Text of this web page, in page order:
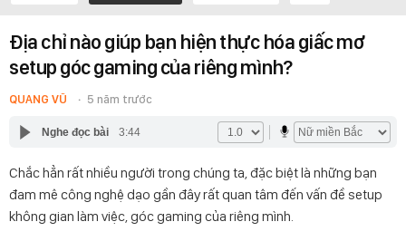
Địa chỉ nào giúp bạn hiện thực hóa giấc mơ
setup góc gaming của riêng mình?
QUANG VŨ 5 năm trước
Nghe đọc bài 3:44
Chắc hẳn rất nhiều người trong chúng ta, đặc biệt là những bạn
đam mê công nghệ dạo gần đây rất quan tâm đến vấn đề setup
không gian làm việc, góc gaming của riêng mình.